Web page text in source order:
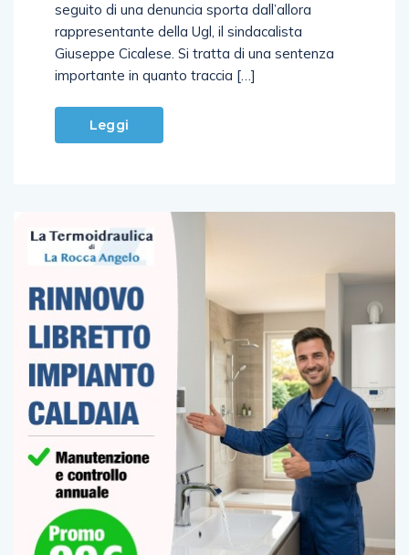
rappresentante della Ugl, il sindacalista
Giuseppe Cicalese. Si tratta di una sentenza
importante in quanto traccia […]
Leggi